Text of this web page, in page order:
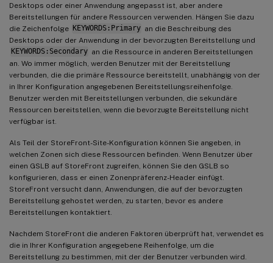
Desktops oder einer Anwendung angepasst ist, aber andere
Bereitstellungen für andere Ressourcen verwenden. Hängen Sie dazu
die Zeichenfolge KEYWORDS:Primary an die Beschreibung des
Desktops oder der Anwendung in der bevorzugten Bereitstellung und
KEYWORDS:Secondary an die Ressource in anderen Bereitstellungen
an. Wo immer möglich, werden Benutzer mit der Bereitstellung
verbunden, die die primäre Ressource bereitstellt, unabhängig von der
in Ihrer Konfiguration angegebenen Bereitstellungsreihenfolge.
Benutzer werden mit Bereitstellungen verbunden, die sekundäre
Ressourcen bereitstellen, wenn die bevorzugte Bereitstellung nicht
verfügbar ist.
Als Teil der StoreFront-Site-Konfiguration können Sie angeben, in
welchen Zonen sich diese Ressourcen befinden. Wenn Benutzer über
einen GSLB auf StoreFront zugreifen, können Sie den GSLB so
konfigurieren, dass er einen Zonenpräferenz-Header einfügt.
StoreFront versucht dann, Anwendungen, die auf der bevorzugten
Bereitstellung gehostet werden, zu starten, bevor es andere
Bereitstellungen kontaktiert.
Nachdem StoreFront die anderen Faktoren überprüft hat, verwendet es
die in Ihrer Konfiguration angegebene Reihenfolge, um die
Bereitstellung zu bestimmen, mit der der Benutzer verbunden wird.